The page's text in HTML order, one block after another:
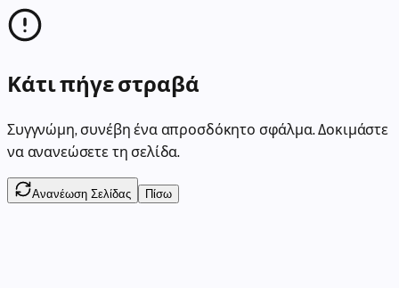
Κάτι πήγε στραβά
Συγγνώμη, συνέβη ένα απροσδόκητο σφάλμα. Δοκιμάστε
να ανανεώσετε τη σελίδα.
Ανανέωση Σελίδας Πίσω